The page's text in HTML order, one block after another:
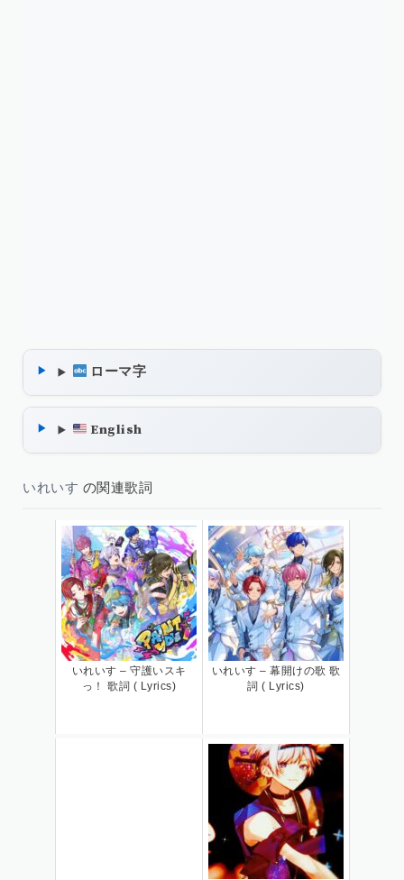
ローマ字
English
いれいす の関連歌詞
いれいす – 守護いスキ
っ！ 歌詞 ( Lyrics)
いれいす – 幕開けの歌 歌
詞 ( Lyrics)